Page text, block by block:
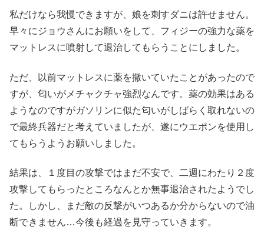
私だけなら我慢できますが、娘を刺すダニは許せません。
早々にジョウさんにお願いをして、フィジーの強力な薬を
マットレスに噴射して退治してもらうことにしました。
ただ、以前マットレスに薬を撒いていたことがあったので
すが、匂いがメチャクチャ強烈なんです。薬の効果はある
ようなのですがガソリンに似た匂いがしばらく取れないの
で最終兵器だと考えていましたが、遂にウエポンを使用し
てもらうようお願いしました。
結果は、１度目の攻撃ではまだ不安で、二週にわたり２度
攻撃してもらったところなんとか無事退治されたようでし
た。しかし、まだ敵の反撃がいつあるか分からないので油
断できません…今後も経過を見守っていきます。